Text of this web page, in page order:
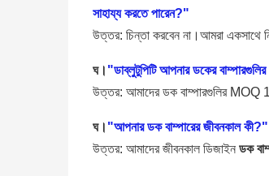
সাহায্য করতে পারেন?"
উত্তর: চিন্তা করবেন না।আমরা একসাথে
ঘ। "ডাব্লুটুপিটি আপনার ডকের
উত্তর: আমাদের ডক বাম্পারগুলির MOQ
ঘ। "আপনার ডক বাম্পারের জীবনকাল কী?"
উত্তর: আমাদের জীবনকাল ডিজাইন ডক